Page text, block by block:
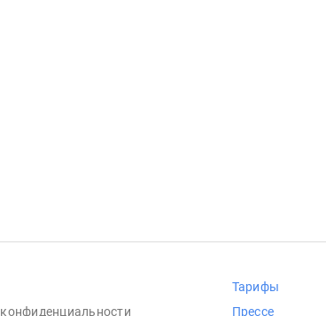
конфиденциальности
Тарифы
Прессе